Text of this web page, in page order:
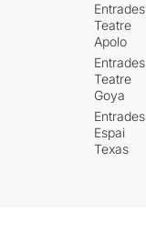
Entrades
Teatre
Apolo
Entrades
Teatre
Goya
Entrades
Espai
Texas